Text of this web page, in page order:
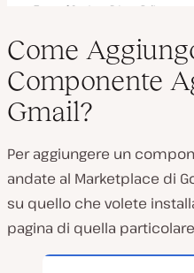
Come
Componente
Gmail?
Per aggiungere un
andate al Marketplace di
su quello che volete
pagina di quella